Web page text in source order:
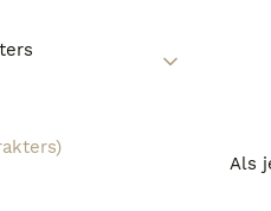
zoals
Als